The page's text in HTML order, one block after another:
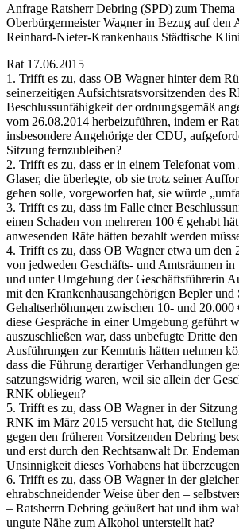
Anfrage Ratsherr Debring (SPD) zum Thema
Oberbürgermeister Wagner in Bezug auf den
Reinhard-Nieter-Krankenhaus Städtische
Rat 17.06.2015
1. Trifft es zu, dass OB Wagner hinter dem
seinerzeitigen Aufsichtsratsvorsitzenden des
Beschlussunfähigkeit der ordnungsgemäß
vom 26.08.2014 herbeizuführen, indem er
insbesondere Angehörige der CDU,
Sitzung fernzubleiben?
2. Trifft es zu, dass er in einem Telefonat
Glaser, die überlegte, ob sie trotz seiner
gehen solle, vorgeworfen hat, sie würde
3. Trifft es zu, dass im Falle einer
einen Schaden von mehreren 100 € gehabt
anwesenden Räte hätten bezahlt werden
4. Trifft es zu, dass OB Wagner etwa um den
von jedweden Geschäfts- und Amtsräumen
und unter Umgehung der Geschäftsführerin
mit den Krankenhausangehörigen Bepler und
Gehaltserhöhungen zwischen 10- und 20.000
diese Gespräche in einer Umgebung geführt
auszuschließen war, dass unbefugte Dritte
Ausführungen zur Kenntnis hätten nehmen
dass die Führung derartiger Verhandlungen
satzungswidrig waren, weil sie allein der
RNK obliegen?
5. Trifft es zu, dass OB Wagner in der
RNK im März 2015 versucht hat, die Stellung
gegen den früheren Vorsitzenden Debring
und erst durch den Rechtsanwalt Dr.
Unsinnigkeit dieses Vorhabens hat
6. Trifft es zu, dass OB Wagner in der
ehrabschneidender Weise über den –
– Ratsherrn Debring geäußert hat und ihm
ungute Nähe zum Alkohol unterstellt hat?